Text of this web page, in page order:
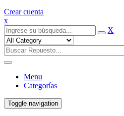
Crear cuenta
x
X
Menu
Categorías
Toggle navigation